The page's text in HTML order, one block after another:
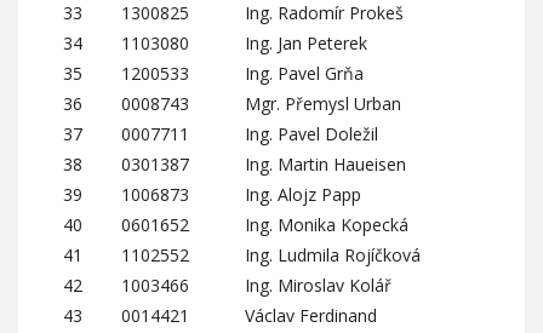
33
1300825
Ing. Radomír Prokeš
34
1103080
Ing. Jan Peterek
35
1200533
Ing. Pavel Grňa
36
0008743
Mgr. Přemysl Urban
37
0007711
Ing. Pavel Doležil
38
0301387
Ing. Martin Haueisen
39
1006873
Ing. Alojz Papp
40
0601652
Ing. Monika Kopecká
41
1102552
Ing. Ludmila Rojíčková
42
1003466
Ing. Miroslav Kolář
43
0014421
Václav Ferdinand